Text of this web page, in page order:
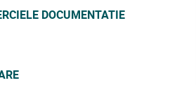
DOCUMENTATIE